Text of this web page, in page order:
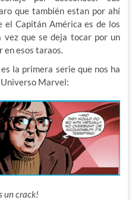
que también estan por ahí
el Capitán América es de los
vez que se deja tocar por un
en esos taraos.
la primera serie que nos ha
Universo Marvel:
un crack!